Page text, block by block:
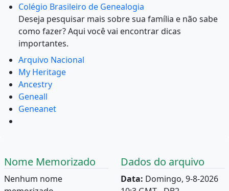
Colégio Brasileiro de Genealogia
Deseja pesquisar mais sobre sua família e não sabe
como fazer? Aqui você vai encontrar dicas
importantes.
Arquivo Nacional
My Heritage
Ancestry
Geneall
Geneanet
Nome Memorizado
Nenhum nome
Dados do arquivo
Data: Domingo, 9-8-2026